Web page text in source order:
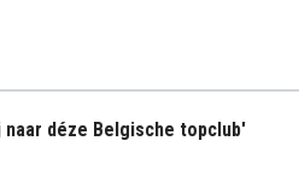
naar déze Belgische topclub'